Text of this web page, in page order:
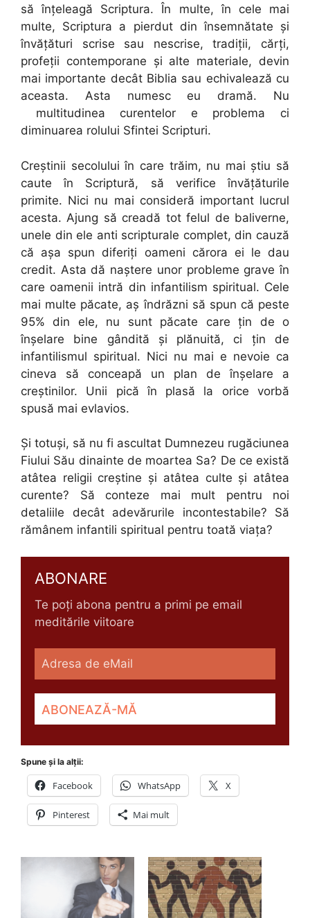
să înțeleagă Scriptura. În multe, în cele mai
multe, Scriptura a pierdut din însemnătate și
învățături scrise sau nescrise, tradiții, cărți,
profeții contemporane și alte materiale, devin
mai importante decât Biblia sau echivalează cu
aceasta. Asta numesc eu dramă. Nu
multitudinea curentelor e problema ci
diminuarea rolului Sfintei Scripturi.
Creștinii secolului în care trăim, nu mai știu să
caute în Scriptură, să verifice învățăturile
primite. Nici nu mai consideră important lucrul
acesta. Ajung să creadă tot felul de baliverne,
unele din ele anti scripturale complet, din cauză
că așa spun diferiți oameni cărora ei le dau
credit. Asta dă naștere unor probleme grave în
care oamenii intră din infantilism spiritual. Cele
mai multe păcate, aș îndrăzni să spun că peste
95% din ele, nu sunt păcate care țin de o
înșelare bine gândită și plănuită, ci țin de
infantilismul spiritual. Nici nu mai e nevoie ca
cineva să conceapă un plan de înșelare a
creștinilor. Unii pică în plasă la orice vorbă
spusă mai evlavios.
Și totuși, să nu fi ascultat Dumnezeu rugăciunea
Fiului Său dinainte de moartea Sa? De ce există
atâtea religii creștine și atâtea culte și atâtea
curente? Să conteze mai mult pentru noi
detaliile decât adevărurile incontestabile? Să
rămânem infantili spiritual pentru toată viața?
ABONARE
Te poți abona pentru a primi pe email
meditările viitoare
Spune și la alții:
Facebook WhatsApp X
Pinterest Mai mult